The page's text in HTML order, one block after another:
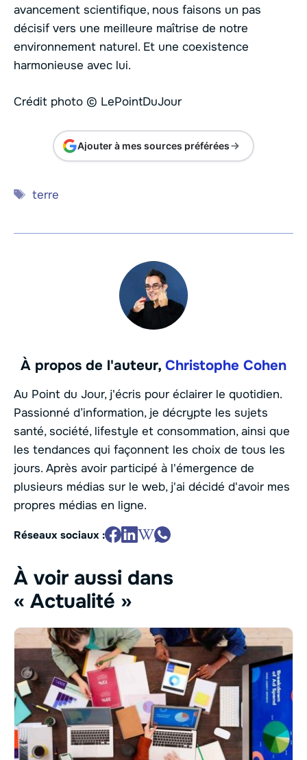
avancement scientifique, nous faisons un pas
décisif vers une meilleure maîtrise de notre
environnement naturel. Et une coexistence
harmonieuse avec lui.
Crédit photo © LePointDuJour
Ajouter à mes sources préférées
Étiquettes
terre
À propos de l'auteur, Christophe Cohen
Au Point du Jour, j'écris pour éclairer le quotidien.
Passionné d’information, je décrypte les sujets
santé, société, lifestyle et consommation, ainsi que
les tendances qui façonnent les choix de tous les
jours. Après avoir participé à l'émergence de
plusieurs médias sur le web, j'ai décidé d'avoir mes
propres médias en ligne.
Réseaux sociaux :
À voir aussi dans
« Actualité »